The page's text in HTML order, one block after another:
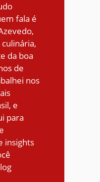
fala é
da boa
de
nos
e
para
insights